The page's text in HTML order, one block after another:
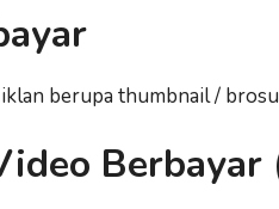
berupa thumbnail /
Berbayar